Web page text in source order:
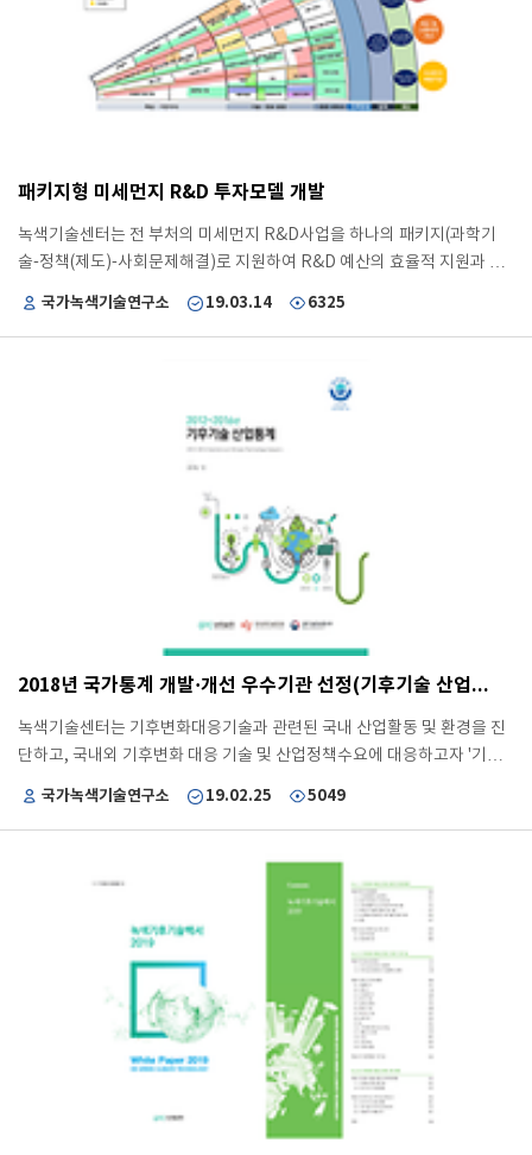
한 5대 정책방향 20개 중점과제 제시 - 제2차 계획에 대한 평가결과를 바
탕으로, 공개토론회, 관계부처 협의 등 다양한 의견수렴을 거치고, 녹색성
장위원회 및 국무회의 심의 후 확정 - 5대 정책방향은 ① 온실가스 감축 의
무 실효적 이행, ② 깨끗하고 안전한 에너지 전환, ③ 녹색경제 구조혁신
패키지형 미세먼지 R&D 투자모델 개발
녹색기술센터는 전 부처의 미세먼지 R&D사업을 하나의 패키지(과학기
술-정책(제도)-사회문제해결)로 지원하여 R&D 예산의 효율적 지원과 성
구는 논문·특허 등 빅데이터를 분석하여 4대 지원분야 35개 세부 기술분
력양성 분야 신규 발굴 지원 등의 내용을 포함하고 있습니다. 4대 지원분야
는 현상규명 및 예측, 노출 및 건강영향 최소화, 제도 및 소통체계 개선, 배
출저감으로, R&D 분야를 일괄 심의하여 지원함으로써 연구개발, 인프라,
하였습니다. 또한 과학기술정보통신부가 미세먼지 R&D 투자의 컨트롤 타
워가 되고, 미세먼지사업단이 중심역할을 수행하며, 모든 부처가 협력하
여 ’22년까지 국가미세먼지 배출량 33% 저감에 기여하는 것을 목표로 제
안하고 있습니다. 녹색기술센터는 패키지형 미세먼지 R&D 투자모델 개발
및 활용을 통해 기술체계-R&D수행-제도개선 등이 연계된 미세먼지 분야
국가 R&D 정책연구를 수행할 예정입니다. 더하여 R&D의 사회적 기여 강
화를 통해 국민생활에 밀접한 주요 문제 해결에 기여하고 정부 R&D에 대
한 국민적 지지를 확보하겠습니다.
국가녹색기술연구소 19.03.14 6325
2018년 국가통계 개발·개선 우수기관 선정(기후기술 산업통계)
녹색기술센터는 기후변화대응기술과 관련된 국내 산업활동 및 환경을 진
단하고, 국내외 기후변화 대응 기술 및 산업정책수요에 대응하고자 '기후
기업의 상세정보(재무·기술 현황과 해외 기술이전 수요·사업화경험)를 종
및 학계·연구소 등의 연구수행 시 기초자료로 활용이 가능합니다. 기후기
술분야 국내 최초 공식 국가승인통계인 기후기술 산업통계는 45개 기후기
술 분류체계 정립(대분류: 3개, 중분류: 14개)과 함께 국내 기후기술 보유
기업 (6,644개사)의 데이터베이스(매출액, 연구개발 투자규모, 종업원) 구
축 및 현황 및 조사·분석을 포함하고 있습니다. 통계에 따르면, 국내 기후
기술 산업 규모를 반영하는 매출액은 156조이며, 기업 자체 연구개발 투
자규모는 1조 5천억원, 기후산업 종업원 수는 약 17만명으로 집계되었습
니다. 기후기술 부문별로는 에너지 수요부문, 재생에너지, 에너지 저장부
문 순서로 집계되었습니다. 이러한 성과를 바탕으로, 녹색기술센터는 통계
청이 선정하는 2018년 통계개선부문 우수기관으로 선정되었습니다. 향후
국가차원의 기후기술 연구개발 및 사업화 육성을 위한 정책 수립 등 전방
국가녹색기술연구소 19.02.25 5049